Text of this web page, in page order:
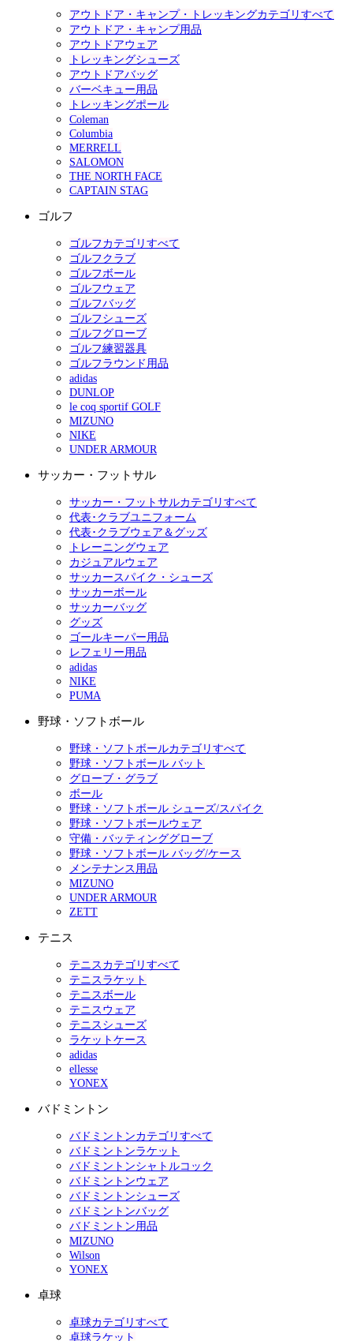
アウトドア・キャンプ・トレッキングカテゴリすべて
アウトドア・キャンプ用品
アウトドアウェア
トレッキングシューズ
アウトドアバッグ
バーベキュー用品
トレッキングポール
Coleman
Columbia
MERRELL
SALOMON
THE NORTH FACE
CAPTAIN STAG
ゴルフ
ゴルフカテゴリすべて
ゴルフクラブ
ゴルフボール
ゴルフウェア
ゴルフバッグ
ゴルフシューズ
ゴルフグローブ
ゴルフ練習器具
ゴルフラウンド用品
adidas
DUNLOP
le coq sportif GOLF
MIZUNO
NIKE
UNDER ARMOUR
サッカー・フットサル
サッカー・フットサルカテゴリすべて
代表･クラブユニフォーム
代表･クラブウェア＆グッズ
トレーニングウェア
カジュアルウェア
サッカースパイク・シューズ
サッカーボール
サッカーバッグ
グッズ
ゴールキーパー用品
レフェリー用品
adidas
NIKE
PUMA
野球・ソフトボール
野球・ソフトボールカテゴリすべて
野球・ソフトボール バット
グローブ・グラブ
ボール
野球・ソフトボール シューズ/スパイク
野球・ソフトボールウェア
守備・バッティンググローブ
野球・ソフトボール バッグ/ケース
メンテナンス用品
MIZUNO
UNDER ARMOUR
ZETT
テニス
テニスカテゴリすべて
テニスラケット
テニスボール
テニスウェア
テニスシューズ
ラケットケース
adidas
ellesse
YONEX
バドミントン
バドミントンカテゴリすべて
バドミントンラケット
バドミントンシャトルコック
バドミントンウェア
バドミントンシューズ
バドミントンバッグ
バドミントン用品
MIZUNO
Wilson
YONEX
卓球
卓球カテゴリすべて
卓球ラケット